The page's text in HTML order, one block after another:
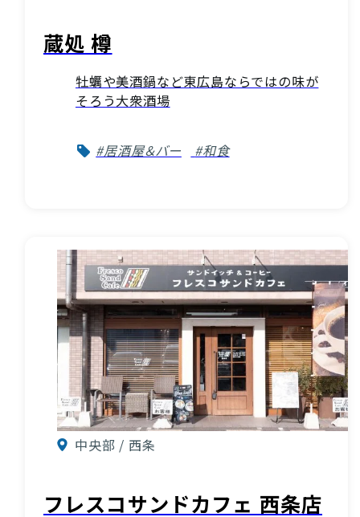
蔵処 樽
牡蠣や美酒鍋など東広島ならではの味が
そろう大衆酒場
#居酒屋＆バー #和食
中央部 / 西条
フレスコサンドカフェ 西条店